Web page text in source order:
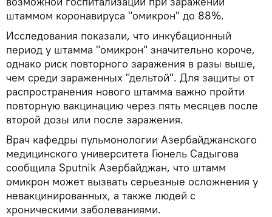
штаммом коронавируса "омикрон" до 88%.
Исследования показали, что инкубационный
период у штамма "омикрон" значительно короче,
однако риск повторного заражения в разы выше,
чем среди зараженных "дельтой". Для защиты от
распространения нового штамма важно пройти
повторную вакцинацию через пять месяцев после
второй дозы или после заражения.
Врач кафедры пульмонологии Азербайджанского
медицинского университета Гюнель Садыгова
сообщила Sputnik Азербайджан, что штамм
омикрон может вызвать серьезные осложнения у
невакцинированных, а также людей с
хроническими заболеваниями.